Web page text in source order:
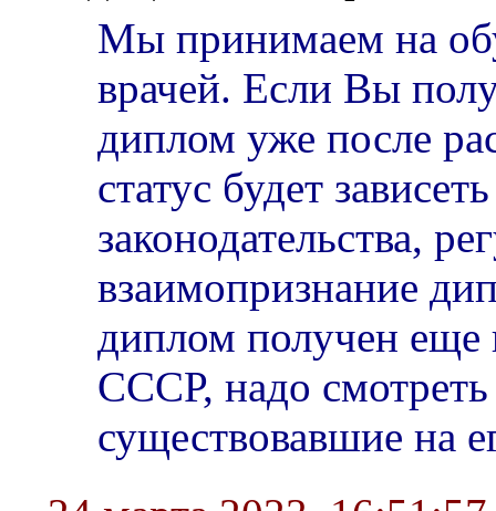
Мы принимаем на
врачей. Если Вы
диплом уже после
статус будет
законодательства,
взаимопризнание
диплом получен еще
СССР, надо смотреть
существовавшие на